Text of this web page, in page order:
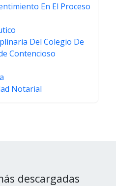
En El Proceso
Del Colegio De
Contencioso
Notarial
descargadas